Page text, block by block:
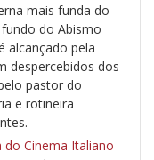
mais funda do
do Abismo
alcançado pela
despercebidos dos
pastor do
e rotineira
do Cinema Italiano